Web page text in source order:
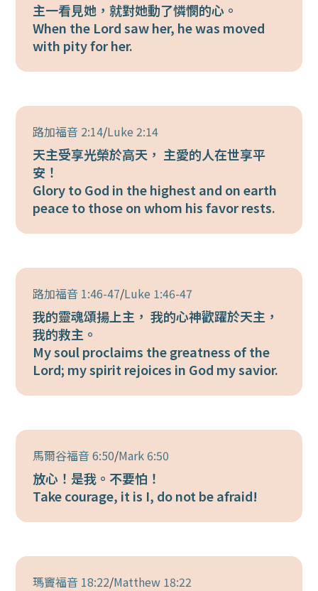
主一看見她，就對她動了憐憫的心。
When the Lord saw her, he was moved
with pity for her.
路加福音 2:14/Luke 2:14
天主受享光榮於高天， 主愛的人在世享平
安！
Glory to God in the highest and on earth
peace to those on whom his favor rests.
路加福音 1:46-47/Luke 1:46-47
我的靈魂頌揚上主， 我的心神歡躍於天主，
我的救主。
My soul proclaims the greatness of the
Lord; my spirit rejoices in God my savior.
馬爾谷福音 6:50/Mark 6:50
放心！是我。不要怕！
Take courage, it is I, do not be afraid!
瑪竇福音 18:22/Matthew 18:22